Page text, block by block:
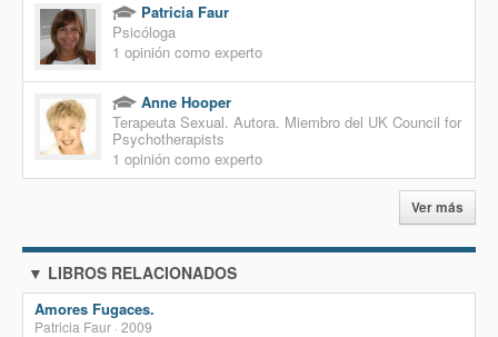
Patricia Faur
Psicóloga
1 opinión como experto
Anne Hooper
Terapeuta Sexual. Autora. Miembro del UK Council for
Psychotherapists
1 opinión como experto
Ver más
▼ LIBROS RELACIONADOS
Amores Fugaces.
Patricia Faur · 2009